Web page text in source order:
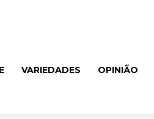
VARIEDADES OPINIÃO